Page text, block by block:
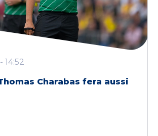
14:52
Charabas fera aussi